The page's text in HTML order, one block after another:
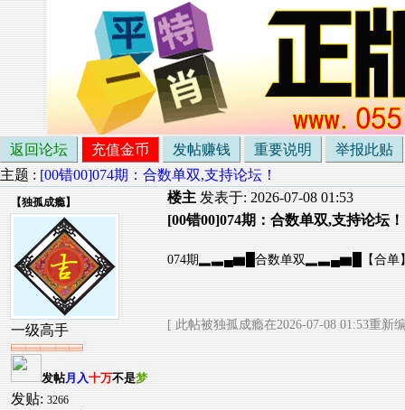
返回论坛 充值金币 发帖赚钱 重要说明
举报此贴
主题 : [00错00]074期：合数单双,支持论坛！
【独孤成瘾】
一级高手
发帖月入十万不是梦
发贴: 3266
楼主 发表于: 2026-07-08 01:53
[00错00]074期：合数单双,支持论坛！
074期▂▃▄▆█合数单双▂▃▄▆█【合单
[ 此帖被独孤成瘾在2026-07-08 01:53重新